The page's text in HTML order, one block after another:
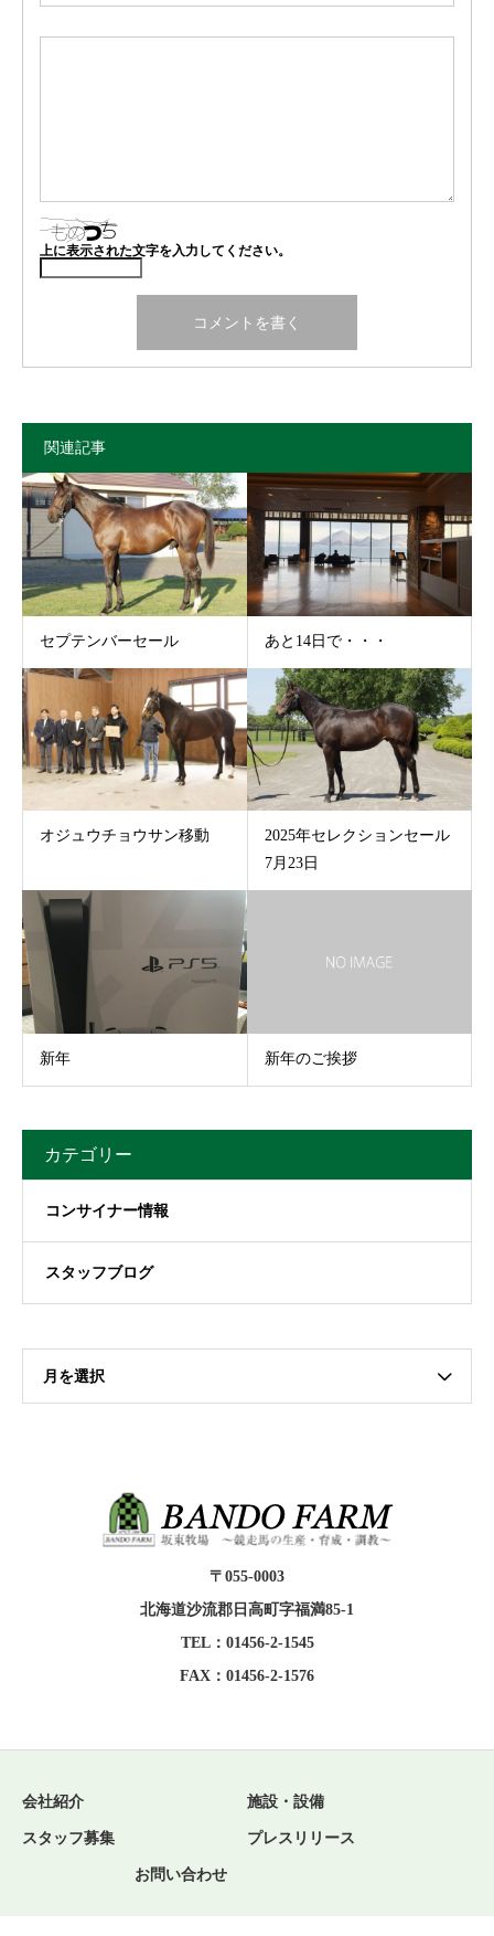
上に表示された文字を入力してください。
関連記事
セプテンバーセール あと14日で・・・
オジュウチョウサン移動
2025年セレクションセール
7月23日
新年 新年のご挨拶
カテゴリー
コンサイナー情報
スタッフブログ
月を選択
〒055-0003
北海道沙流郡日高町字福満85-1
TEL：01456-2-1545
FAX：01456-2-1576
会社紹介 施設・設備
スタッフ募集 プレスリリース
お問い合わせ